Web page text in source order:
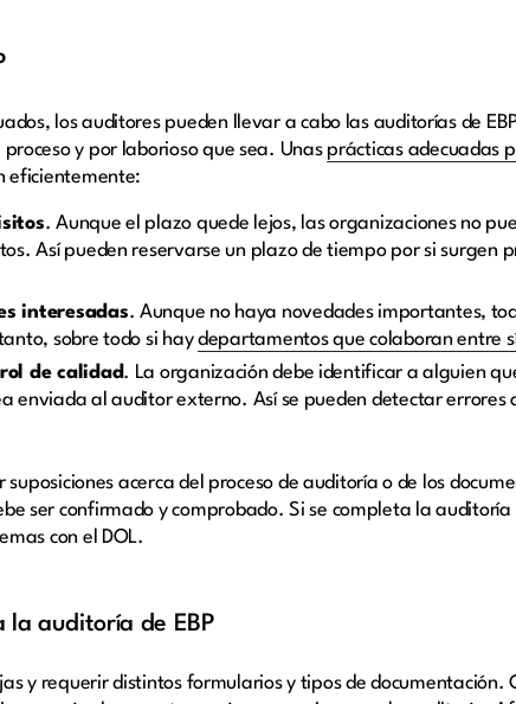
los auditores pueden llevar a cabo las auditorías de
y por laborioso que sea. Unas prácticas adecuadas
eficientemente:
. Aunque el plazo quede lejos, las organizaciones no
Así pueden reservarse un plazo de tiempo por si surgen
interesadas. Aunque no haya novedades importantes,
sobre todo si haydepartamentos que colaboran entre
de calidad. La organización debe identificar a alguien
enviada al auditor externo. Así se pueden detectar errores
acerca del proceso de auditoría o de los
ser confirmado y comprobado. Si se completa la
con el DOL.
la auditoría de EBP
y requerir distintos formularios y tipos de documentación.